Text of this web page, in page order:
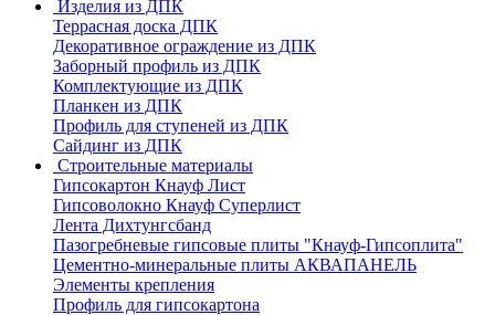
Изделия из ДПК
Террасная доска ДПК
Декоративное ограждение из ДПК
Заборный профиль из ДПК
Комплектующие из ДПК
Планкен из ДПК
Профиль для ступеней из ДПК
Сайдинг из ДПК
Строительные материалы
Гипсокартон Кнауф Лист
Гипсоволокно Кнауф Суперлист
Лента Дихтунгсбанд
Пазогребневые гипсовые плиты "Кнауф-Гипсоплита"
Цементно-минеральные плиты АКВАПАНЕЛЬ
Элементы крепления
Профиль для гипсокартона